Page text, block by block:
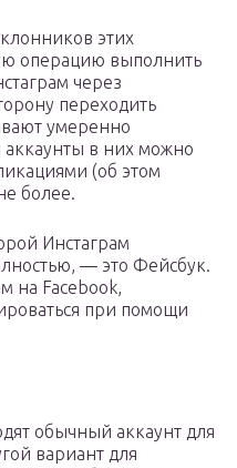
этих
операцию выполнить
через
переходить
умеренно
в них можно
(об этом
более.
Инстаграм
— это Фейсбук.
на Facebook,
при помощи
обычный аккаунт для
вариант для